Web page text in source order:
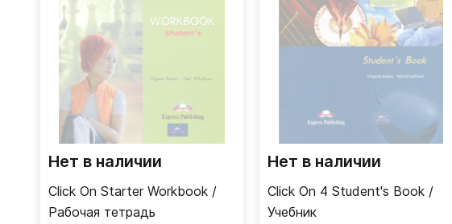
Нет в наличии
Click On Starter Workbook /
Рабочая тетрадь
Нет в наличии
Click On 4 Student's Book /
Учебник